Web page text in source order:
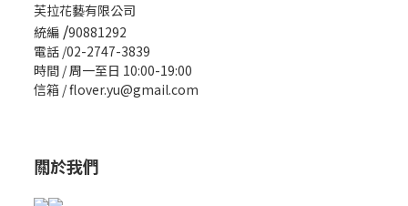
芙拉花藝有限公司
統編 /90881292
電話 /02-2747-3839
時間 / 周一至日 10:00-19:00
信箱 / flover.yu@gmail.com
關於我們